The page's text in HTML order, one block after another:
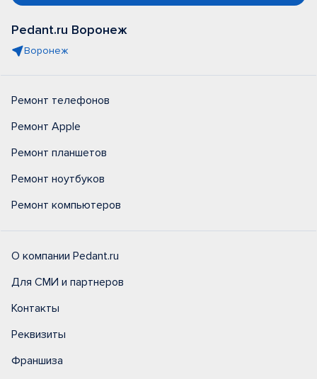
Pedant.ru Воронеж
Воронеж
Ремонт телефонов
Ремонт Apple
Ремонт планшетов
Ремонт ноутбуков
Ремонт компьютеров
О компании Pedant.ru
Для СМИ и партнеров
Контакты
Реквизиты
Франшиза